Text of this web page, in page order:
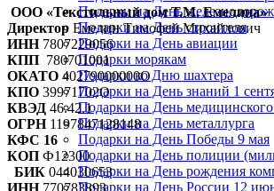
Подарки на День
Подарки на День строителя
Подарки на День авиации
Подарки морякам
Подарки ко Дню шахтера
Подарки на День знаний 1
Подарки на День медицинского
Подарки на День металлурга
Подарки на День Победы 9 мая
Подарки на День полиции
Подарки на День рождения
Подарки на День России 12
ООО «Текстильный дом Т.М. Емелина»
Директор Емелин Тимофей Михайлович
ИНН 7807229056
КПП 780701001
ОКАТО 40279000000О
КПО 39971702О
КВЭД 46.42.1
ОГРН1197847128148
КФС 16
КОП Ф12300
БИК 044030653
ИНН770783893